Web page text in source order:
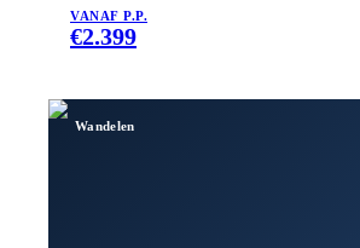
VANAF P.P.
€2.399
Wandelen